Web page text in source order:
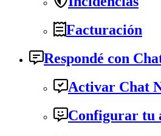
Facturación
Respondé con
Activar Chat
Configurar tu